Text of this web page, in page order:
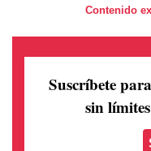
Contenido
Suscríbete
sin